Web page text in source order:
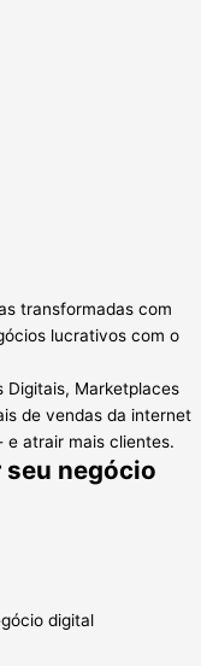
transformadas com
lucrativos com o
Digitais, Marketplaces
de vendas da internet
e atrair mais clientes.
seu negócio
digital